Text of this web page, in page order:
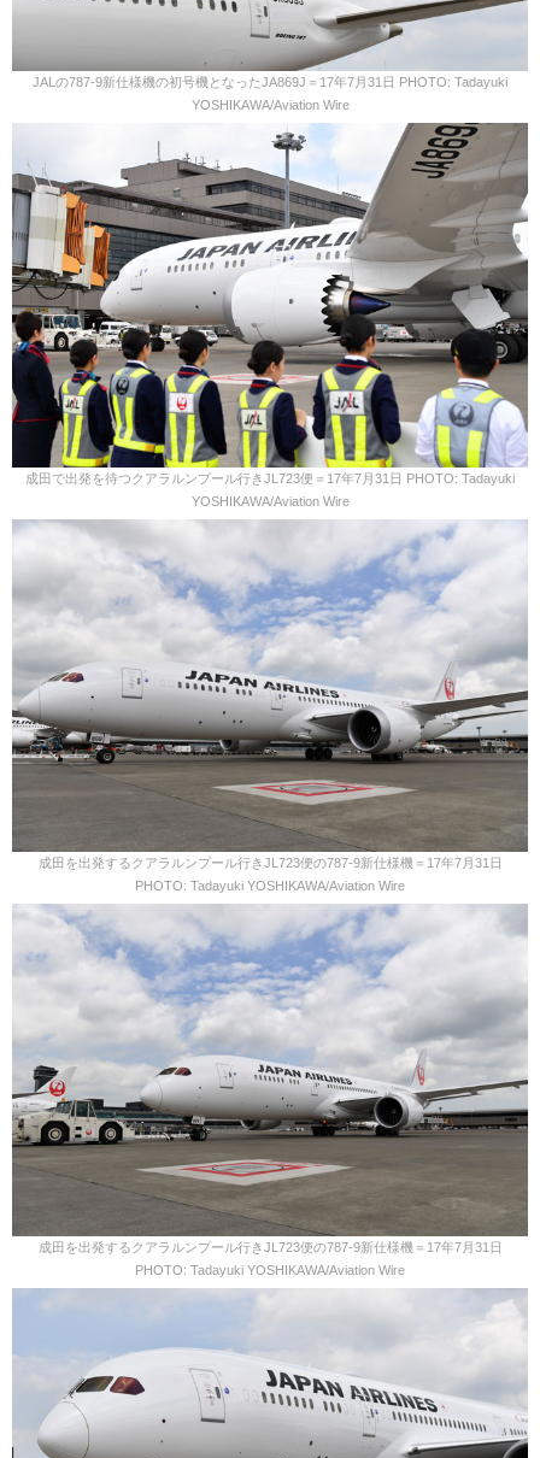
JALの787-9新仕様機の初号機となったJA869J＝17年7月31日 PHOTO: Tadayuki
YOSHIKAWA/Aviation Wire
成田で出発を待つクアラルンプール行きJL723便＝17年7月31日 PHOTO: Tadayuki
YOSHIKAWA/Aviation Wire
成田を出発するクアラルンプール行きJL723便の787-9新仕様機＝17年7月31日
PHOTO: Tadayuki YOSHIKAWA/Aviation Wire
成田を出発するクアラルンプール行きJL723便の787-9新仕様機＝17年7月31日
PHOTO: Tadayuki YOSHIKAWA/Aviation Wire